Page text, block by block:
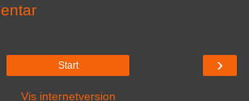
›
Start
Vis internetversion